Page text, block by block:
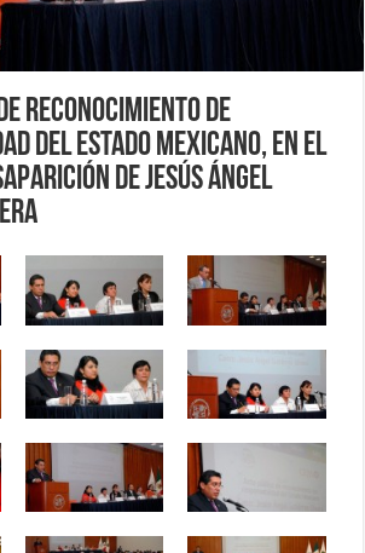
Reconocimiento de
del Estado Mexicano, en el
de Jesús Ángel